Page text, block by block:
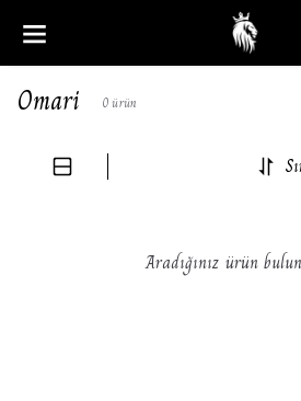
Omari 0ürün
Aradığınız ürün